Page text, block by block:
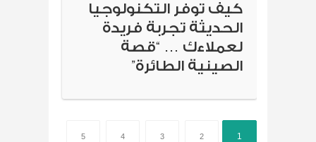
كيف توفر التكنولوجيا
الحديثة تجربة فريدة
لعملاءك … “قصة
الصينية الطائرة”
1
2
3
4
5